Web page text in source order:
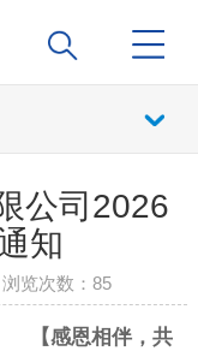
公司2026
知
览次数：85
【感恩相伴，共